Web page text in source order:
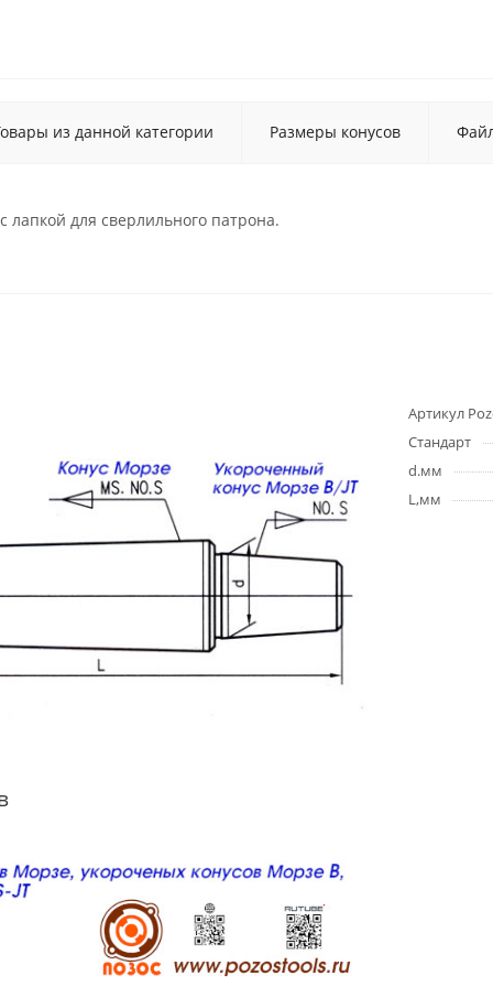
из данной категории Размеры конусов
для сверлильного патрона.
Артикул
Стандарт
d.мм
L,мм